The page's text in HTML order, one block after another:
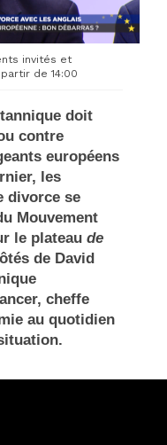
invités et
de 14:00
doit
contre
européens
les
divorce se
Mouvement
le plateaude
de David
cheffe
au quotidien